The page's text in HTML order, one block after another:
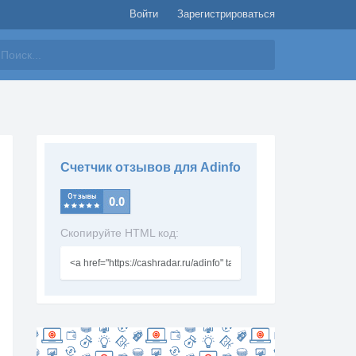
Войти Зарегистрироваться
Счетчик отзывов для Adinfo
Скопируйте HTML код: